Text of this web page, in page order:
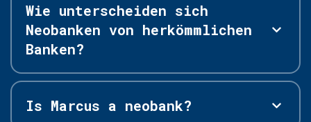
Wie unterscheiden sich
Neobanken von herkömmlichen
Banken?
Is Marcus a neobank?